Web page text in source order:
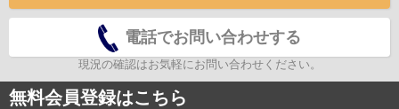
電話でお問い合わせする
現況の確認はお気軽にお問い合わせください。
無料会員登録はこちら